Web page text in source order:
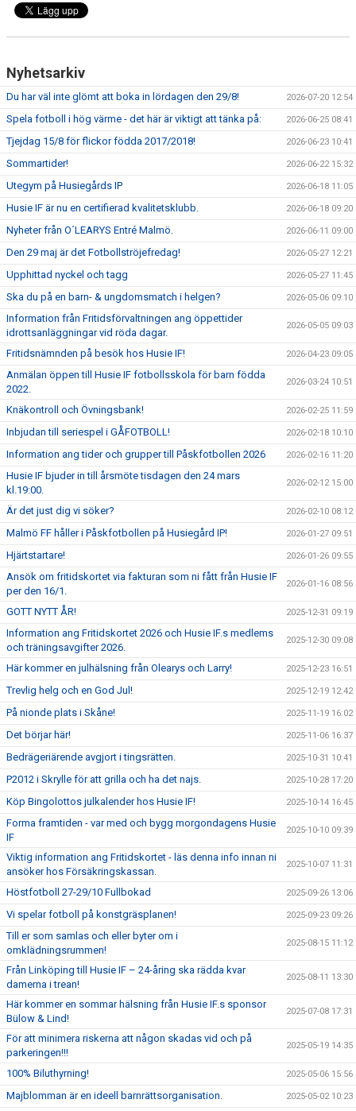
Nyhetsarkiv
Du har väl inte glömt att boka in lördagen den 29/8! 2026-07-20 12:54
Spela fotboll i hög värme - det här är viktigt att tänka på: 2026-06-25 08:41
Tjejdag 15/8 för flickor födda 2017/2018! 2026-06-23 10:41
Sommartider! 2026-06-22 15:32
Utegym på Husiegårds IP 2026-06-18 11:05
Husie IF är nu en certifierad kvalitetsklubb. 2026-06-18 09:20
Nyheter från O´LEARYS Entré Malmö. 2026-06-11 09:00
Den 29 maj är det Fotbollströjefredag! 2026-05-27 12:21
Upphittad nyckel och tagg 2026-05-27 11:45
Ska du på en barn- & ungdomsmatch i helgen? 2026-05-06 09:10
Information från Fritidsförvaltningen ang öppettider
idrottsanläggningar vid röda dagar.
2026-05-05 09:03
Fritidsnämnden på besök hos Husie IF! 2026-04-23 09:05
Anmälan öppen till Husie IF fotbollsskola för barn födda
2022.
2026-03-24 10:51
Knäkontroll och Övningsbank! 2026-02-25 11:59
Inbjudan till seriespel i GÅFOTBOLL! 2026-02-18 10:10
Information ang tider och grupper till Påskfotbollen 2026 2026-02-16 11:20
Husie IF bjuder in till årsmöte tisdagen den 24 mars
kl.19:00.
2026-02-12 15:00
Är det just dig vi söker? 2026-02-10 08:12
Malmö FF håller i Påskfotbollen på Husiegård IP! 2026-01-27 09:51
Hjärtstartare! 2026-01-26 09:55
Ansök om fritidskortet via fakturan som ni fått från Husie IF
per den 16/1.
2026-01-16 08:56
GOTT NYTT ÅR! 2025-12-31 09:19
Information ang Fritidskortet 2026 och Husie IF.s medlems
och träningsavgifter 2026.
2025-12-30 09:08
Här kommer en julhälsning från Olearys och Larry! 2025-12-23 16:51
Trevlig helg och en God Jul! 2025-12-19 12:42
På nionde plats i Skåne! 2025-11-19 16:02
Det börjar här! 2025-11-06 16:37
Bedrägeriärende avgjort i tingsrätten. 2025-10-31 10:41
P2012 i Skrylle för att grilla och ha det najs. 2025-10-28 17:20
Köp Bingolottos julkalender hos Husie IF! 2025-10-14 16:45
Forma framtiden - var med och bygg morgondagens Husie
IF
2025-10-10 09:39
Viktig information ang Fritidskortet - läs denna info innan ni
ansöker hos Försäkringskassan.
2025-10-07 11:31
Höstfotboll 27-29/10 Fullbokad 2025-09-26 13:06
Vi spelar fotboll på konstgräsplanen! 2025-09-23 09:26
Till er som samlas och eller byter om i
omklädningsrummen!
2025-08-15 11:12
Från Linköping till Husie IF – 24-åring ska rädda kvar
damerna i trean!
2025-08-11 13:30
Här kommer en sommar hälsning från Husie IF.s sponsor
Bülow & Lind!
2025-07-08 17:31
För att minimera riskerna att någon skadas vid och på
parkeringen!!!
2025-05-19 14:35
100% Biluthyrning! 2025-05-06 15:56
Majblomman är en ideell barnrättsorganisation. 2025-05-02 10:23